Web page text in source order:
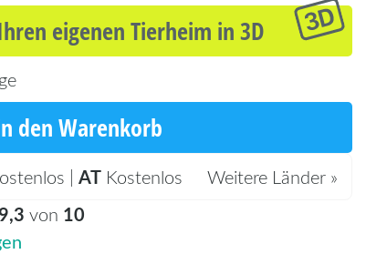
eigenen Tierheim in 3D
den Warenkorb
|AT Kostenlos
Weitere Länder »
von 10